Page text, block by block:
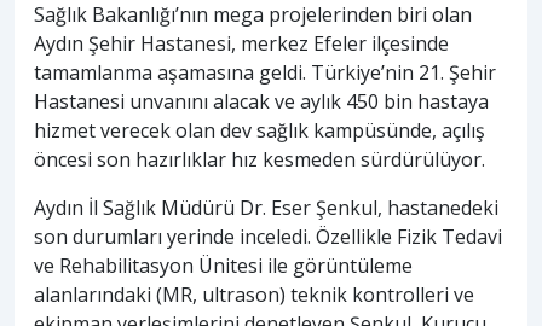
Sağlık Bakanlığı’nın mega projelerinden biri olan
Aydın Şehir Hastanesi, merkez Efeler ilçesinde
tamamlanma aşamasına geldi. Türkiye’nin 21. Şehir
Hastanesi unvanını alacak ve aylık 450 bin hastaya
hizmet verecek olan dev sağlık kampüsünde, açılış
öncesi son hazırlıklar hız kesmeden sürdürülüyor.
Aydın İl Sağlık Müdürü Dr. Eser Şenkul, hastanedeki
son durumları yerinde inceledi. Özellikle Fizik Tedavi
ve Rehabilitasyon Ünitesi ile görüntüleme
alanlarındaki (MR, ultrason) teknik kontrolleri ve